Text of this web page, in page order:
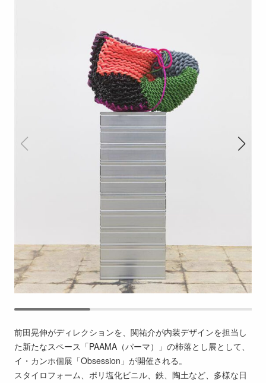
前田晃伸がディレクションを、関祐介が内装デザインを担当し
た新たなスペース「PAAMA（パーマ）」の柿落とし展として、
イ・カンホ個展「Obsession」が開催される。
スタイロフォーム、ポリ塩化ビニル、鉄、陶土など、多様な日